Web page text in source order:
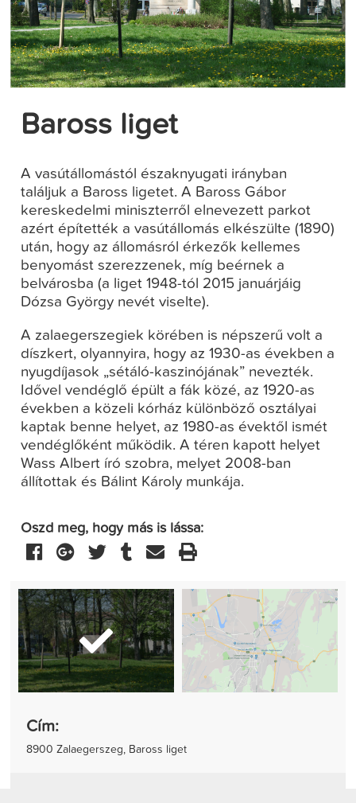
Baross liget
A vasútállomástól északnyugati irányban
találjuk a Baross ligetet. A Baross Gábor
kereskedelmi miniszterről elnevezett parkot
azért építették a vasútállomás elkészülte (1890)
után, hogy az állomásról érkezők kellemes
benyomást szerezzenek, míg beérnek a
belvárosba (a liget 1948-tól 2015 januárjáig
Dózsa György nevét viselte).
A zalaegerszegiek körében is népszerű volt a
díszkert, olyannyira, hogy az 1930-as években a
nyugdíjasok „sétáló-kaszinójának” nevezték.
Idővel vendéglő épült a fák közé, az 1920-as
években a közeli kórház különböző osztályai
kaptak benne helyet, az 1980-as évektől ismét
vendéglőként működik. A téren kapott helyet
Wass Albert író szobra, melyet 2008-ban
állítottak és Bálint Károly munkája.
Oszd meg, hogy más is lássa:
Cím:
8900 Zalaegerszeg, Baross liget